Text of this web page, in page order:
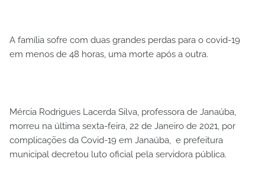
A família sofre com duas grandes perdas para o covid-19
em menos de 48 horas, uma morte após a outra.
Mércia Rodrigues Lacerda Silva, professora de Janaúba,
morreu na última sexta-feira, 22 de Janeiro de 2021, por
complicações da Covid-19 em Janaúba, e prefeitura
municipal decretou luto oficial pela servidora pública.